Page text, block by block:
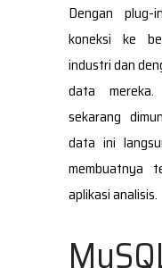
Dengan plug-
koneksi ke
industri dan
data
sekarang
data ini
membuatnya
aplikasi analisis.